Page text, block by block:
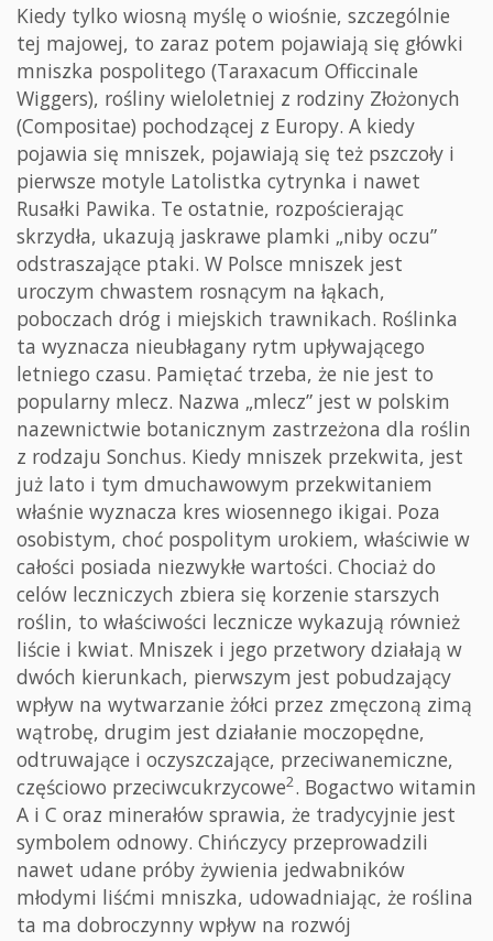
Kiedy tylko wiosną myślę o wiośnie, szczególnie
tej majowej, to zaraz potem pojawiają się główki
mniszka pospolitego (Taraxacum Officcinale
Wiggers), rośliny wieloletniej z rodziny Złożonych
(Compositae) pochodzącej z Europy. A kiedy
pojawia się mniszek, pojawiają się też pszczoły i
pierwsze motyle Latolistka cytrynka i nawet
Rusałki Pawika. Te ostatnie, rozpościerając
skrzydła, ukazują jaskrawe plamki „niby oczu”
odstraszające ptaki. W Polsce mniszek jest
uroczym chwastem rosnącym na łąkach,
poboczach dróg i miejskich trawnikach. Roślinka
ta wyznacza nieubłagany rytm upływającego
letniego czasu. Pamiętać trzeba, że nie jest to
popularny mlecz. Nazwa „mlecz” jest w polskim
nazewnictwie botanicznym zastrzeżona dla roślin
z rodzaju Sonchus. Kiedy mniszek przekwita, jest
już lato i tym dmuchawowym przekwitaniem
właśnie wyznacza kres wiosennego ikigai. Poza
osobistym, choć pospolitym urokiem, właściwie w
całości posiada niezwykłe wartości. Chociaż do
celów leczniczych zbiera się korzenie starszych
roślin, to właściwości lecznicze wykazują również
liście i kwiat. Mniszek i jego przetwory działają w
dwóch kierunkach, pierwszym jest pobudzający
wpływ na wytwarzanie żółci przez zmęczoną zimą
wątrobę, drugim jest działanie moczopędne,
odtruwające i oczyszczające, przeciwanemiczne,
częściowo przeciwcukrzycowe2. Bogactwo witamin
A i C oraz minerałów sprawia, że tradycyjnie jest
symbolem odnowy. Chińczycy przeprowadzili
nawet udane próby żywienia jedwabników
młodymi liśćmi mniszka, udowadniając, że roślina
ta ma dobroczynny wpływ na rozwój